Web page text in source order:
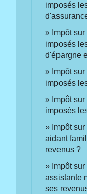
imposés
Impôt
imposés
d'épargne
Impôt
imposés
Impôt
imposés
Impôt
aidant
revenus ?
Impôt
assistante
ses